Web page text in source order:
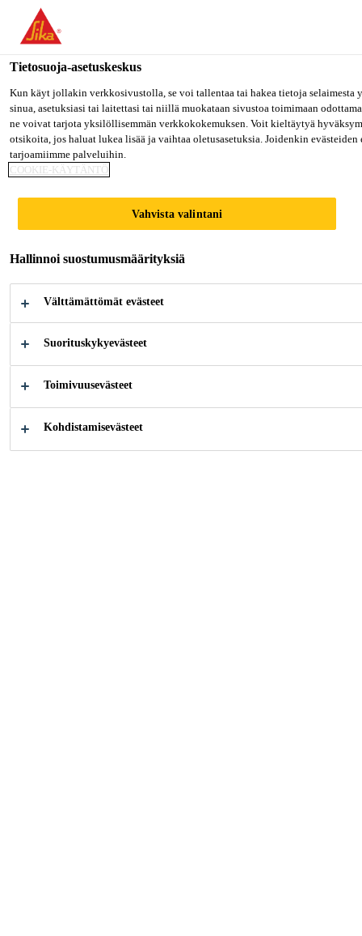
Olet menossa "Sika Finland", näyttää, että olet "Yhdysvallat".
Sika Finland
SIKA FINLAND
Laadukkaat ratkaisut rakentamiseen ja
tuotteet
Tietosuoja-asetuskeskus
Kun käyt jollakin verkkosivustolla, se voi tallentaa tai hakea tietoja selaimesta
sinua, asetuksiasi tai laitettasi tai niillä muokataan sivustoa toimimaan
ne voivat tarjota yksilöllisemmän verkkokokemuksen. Voit kieltäytyä
otsikoita, jos haluat lukea lisää ja vaihtaa oletusasetuksia. Joidenkin
tarjoamiimme palveluihin.
COOKIE-KÄYTÄNTÖ
Vahvista valintani
Hallinnoi suostumusmäärityksiä
Välttämättömät evästeet
Suorituskykyevästeet
Toimivuusevästeet
Kohdistamisevästeet